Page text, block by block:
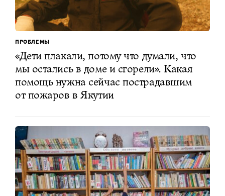
ПРОБЛЕМЫ
«Дети плакали, потому что думали, что
мы остались в доме и сгорели». Какая
помощь нужна сейчас пострадавшим
от пожаров в Якутии